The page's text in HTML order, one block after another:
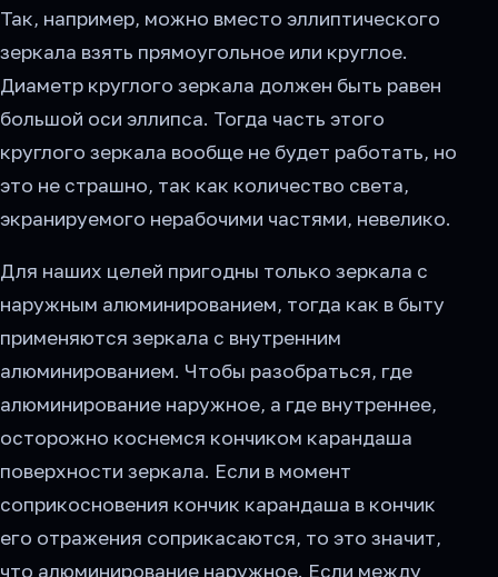
Так, например, можно вместо эллиптического
зеркала взять прямоугольное или круглое.
Диаметр круглого зеркала должен быть равен
большой оси эллипса. Тогда часть этого
круглого зеркала вообще не будет работать, но
это не страшно, так как количество света,
экранируемого нерабочими частями, невелико.
Для наших целей пригодны только зеркала с
наружным алюминированием, тогда как в быту
применяются зеркала с внутренним
алюминированием. Чтобы разобраться, где
алюминирование наружное, а где внутреннее,
осторожно коснемся кончиком карандаша
поверхности зеркала. Если в момент
соприкосновения кончик карандаша в кончик
его отражения соприкасаются, то это значит,
что алюминирование наружное. Если между